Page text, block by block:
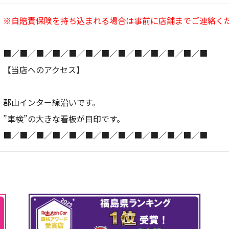
※自賠責保険を持ち込まれる場合は事前に店舗までご連絡く
■／■／■／■／■／■／■／■／■／■／■／■／■
【当店へのアクセス】
郡山インター線沿いです。
”車検”の大きな看板が目印です。
■／■／■／■／■／■／■／■／■／■／■／■／■